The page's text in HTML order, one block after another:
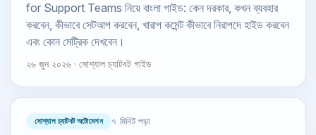
for Support Teams নিয়ে বাংলা গাইড: কেন দরকার, কখন ব্যবহার
করবেন, কীভাবে সেটআপ করবেন, খারাপ কমেন্ট কীভাবে নিরাপদে হাইড করবেন
এবং কোন মেট্রিক দেখবেন।
২৬ জুন ২০২৬ · সোশ্যাল চ্যাটবট গাইড
সোশ্যাল চ্যাটবট অটোমেশন ৭ মিনিট পড়া